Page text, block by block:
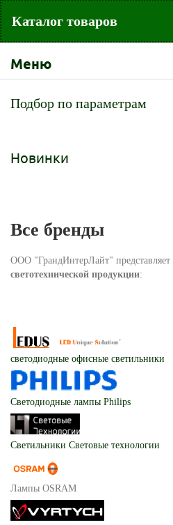
Каталог товаров
Меню
Подбор по параметрам
Новинки
Все бренды
ООО "ГрандИнтерЛайт"
светотехнической продукции:
светодиодные офисные светильники
Светодиодные лампы Philips
Светильники Световые технологии
Лампы OSRAM